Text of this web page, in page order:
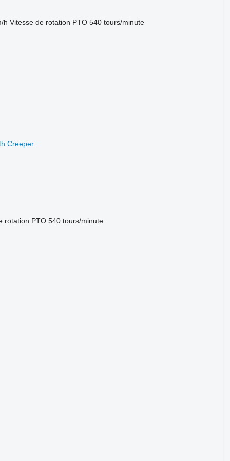
h Vitesse de rotation PTO 540 tours/minute
Creeper
rotation PTO 540 tours/minute